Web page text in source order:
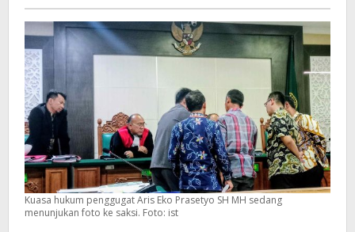
Adanya
Akses
Jalan
Kuasa hukum penggugat Aris Eko Prasetyo SH MH sedang
menunjukan foto ke saksi. Foto: ist